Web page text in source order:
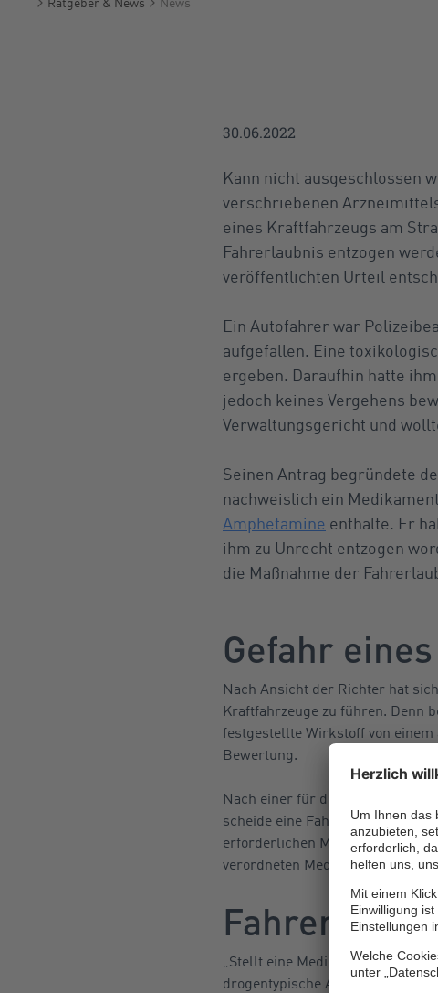
30.06.2022
Kann nicht ausgeschlossen
verschriebenen
eines Kraftfahrzeugs am
Fahrerlaubnis entzogen
veröffentlichten Urteil
Ein Autofahrer war
aufgefallen. Eine
ergeben. Daraufhin hatte
jedoch keines Vergehens
Verwaltungsgericht und
Seinen Antrag begründete
nachweislich ein
Amphetamine enthalte. Er
ihm zu Unrecht entzogen
die Maßnahme der
Gefahr
Nach Ansicht der Richter hat
Kraftfahrzeuge zu führen. Denn
festgestellte Wirkstoff von
Bewertung.
Nach einer für die
scheide eine Fahreignung dann
erforderlichen Maß vorliege.
verordneten Medikaments
„Stellt eine Medikation mit
drogentypische